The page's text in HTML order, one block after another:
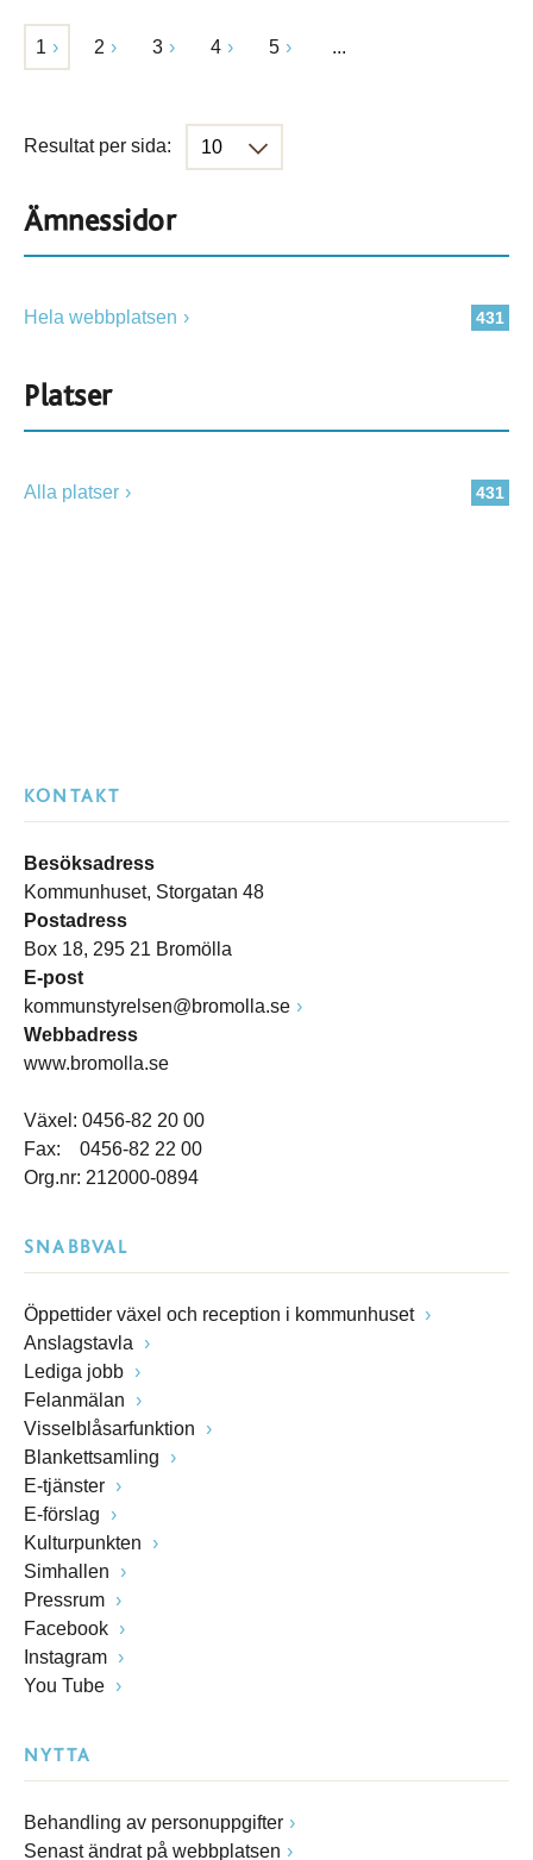
1 2 3 4 5 ...
Resultat per sida:
Ämnessidor
431
Hela webbplatsen
Platser
431
Alla platser
KONTAKT
Besöksadress
Kommunhuset, Storgatan 48
Postadress
Box 18, 295 21 Bromölla
E-post
kommunstyrelsen@bromolla.se
Webbadress
www.bromolla.se
Växel: 0456-82 20 00
Fax: 0456-82 22 00
Org.nr: 212000-0894
SNABBVAL
Öppettider växel och reception i kommunhuset
Anslagstavla
Lediga jobb
Felanmälan
Visselblåsarfunktion
Blankettsamling
E-tjänster
E-förslag
Kulturpunkten
Simhallen
Pressrum
Facebook
Instagram
You Tube
NYTTA
Behandling av personuppgifter
Senast ändrat på webbplatsen